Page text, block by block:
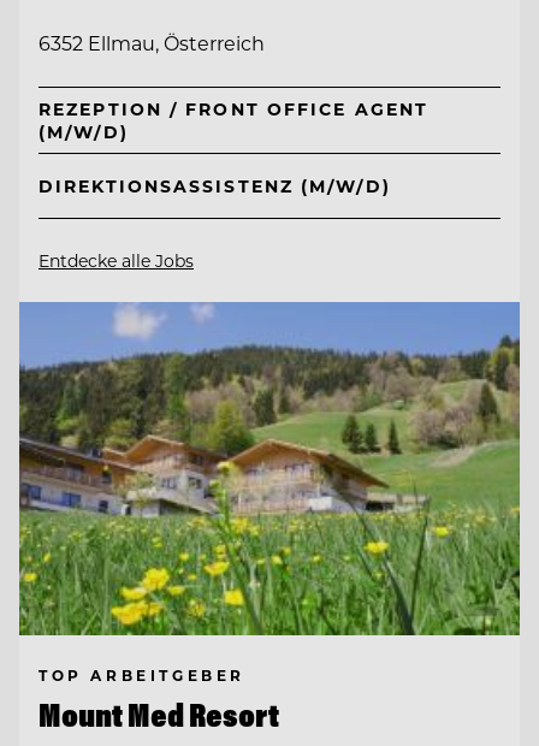
6352 Ellmau, Österreich
REZEPTION / FRONT OFFICE AGENT
(M/W/D)
DIREKTIONSASSISTENZ (M/W/D)
Entdecke alle Jobs
TOP ARBEITGEBER
Mount Med Resort